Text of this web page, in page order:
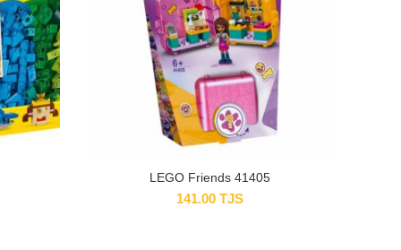
LEGO Friends 41405
141.00 TJS